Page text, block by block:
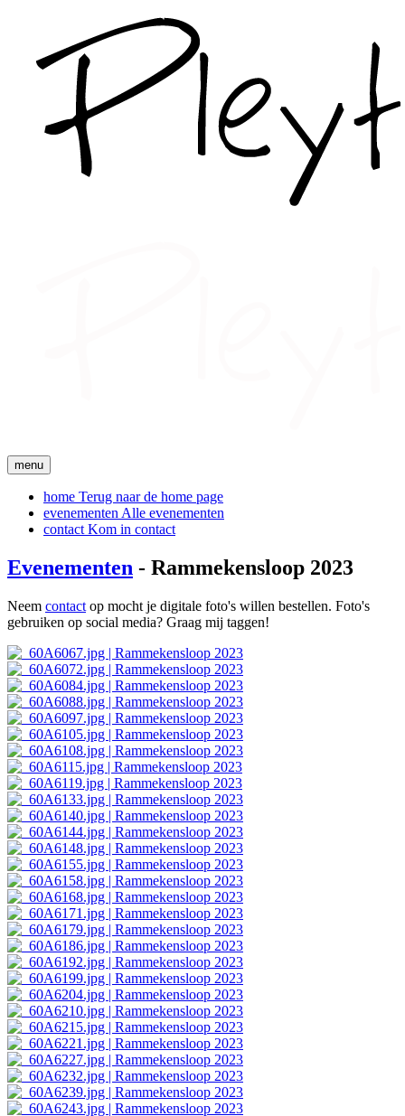
menu
home Terug naar de home page
evenementen Alle evenementen
contact Kom in contact
Evenementen - Rammekensloop 2023
Neem contact op mocht je digitale foto's willen bestellen. Foto's
gebruiken op social media? Graag mij taggen!